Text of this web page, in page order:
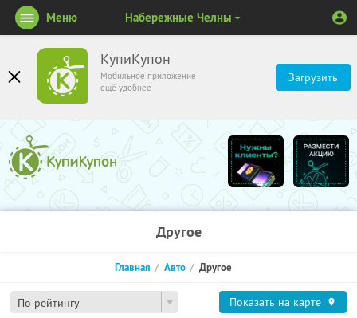
КупиКупон
Мобильное приложение
ещё удобнее
Загрузить
Меню Набережные Челны
Другое
По рейтингу
Главная Авто Другое
Показать на карте